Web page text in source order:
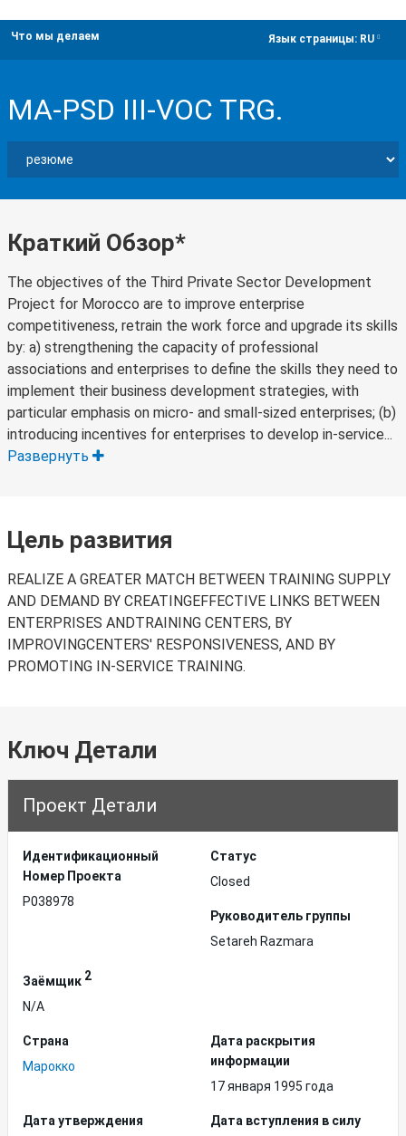
Что мы делаем Язык страницы: RU
MA-PSD III-VOC TRG.
Краткий Обзор*
The objectives of the Third Private Sector Development
Project for Morocco are to improve enterprise
competitiveness, retrain the work force and upgrade its skills
by: a) strengthening the capacity of professional
associations and enterprises to define the skills they need to
implement their business development strategies, with
particular emphasis on micro- and small-sized enterprises; (b)
introducing incentives for enterprises to develop in-service...
Развернуть
Цель развития
REALIZE A GREATER MATCH BETWEEN TRAINING SUPPLY
AND DEMAND BY CREATINGEFFECTIVE LINKS BETWEEN
ENTERPRISES ANDTRAINING CENTERS, BY
IMPROVINGCENTERS' RESPONSIVENESS, AND BY
PROMOTING IN-SERVICE TRAINING.
Ключ Детали
Проект Детали
Идентификационный
Hомер Проекта
P038978
Статус
Closed
Руководитель группы
Setareh Razmara
Заёмщик 2
N/A
Страна
Марокко
Дата раскрытия
информации
17 января 1995 года
Дата утверждения
Дата вступления в силу